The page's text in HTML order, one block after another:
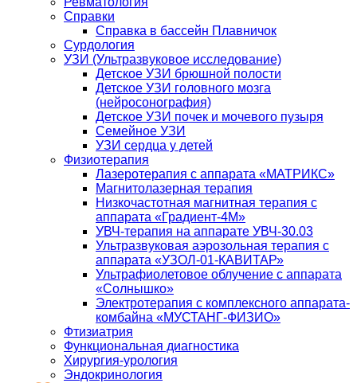
Справки
Справка в бассейн Плавничок
Сурдология
УЗИ (Ультразвуковое исследование)
Детское УЗИ брюшной полости
Детское УЗИ головного мозга
(нейросонография)
Детское УЗИ почек и мочевого пузыря
Семейное УЗИ
УЗИ сердца у детей
Физиотерапия
Лазеротерапия с аппарата «МАТРИКС»
Магнитолазерная терапия
Низкочастотная магнитная терапия с
аппарата «Градиент-4М»
УВЧ-терапия на аппарате УВЧ-30.03
Ультразвуковая аэрозольная терапия с
аппарата «УЗОЛ-01-КАВИТАР»
Ультрафиолетовое облучение с аппарата
«Солнышко»
Электротерапия с комплексного аппарата-
комбайна «МУСТАНГ-ФИЗИО»
Фтизиатрия
Функциональная диагностика
Хирургия-урология
Эндокринология